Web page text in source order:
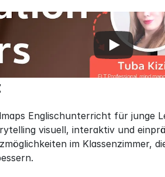
Englischunterricht für junge
visuell, interaktiv und
im Klassenzimmer,